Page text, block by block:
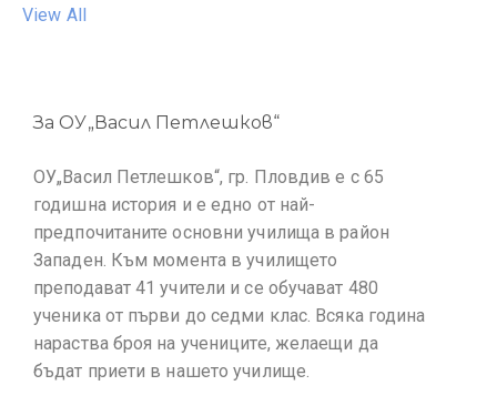
View All
За ОУ„Васил Петлешков“
ОУ„Васил Петлешков“, гр. Пловдив е с 65
годишна история и е едно от най-
предпочитаните основни училища в район
Западен. Към момента в училището
преподават 41 учители и се обучават 480
ученика от първи до седми клас. Всяка година
нараства броя на учениците, желаещи да
бъдат приети в нашето училище.